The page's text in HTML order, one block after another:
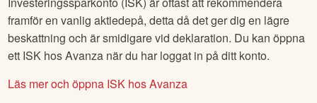
framför en vanlig aktiedepå, detta då det ger dig en lägre
beskattning och är smidigare vid deklaration. Du kan öppna
ett ISK hos Avanza när du har loggat in på ditt konto.
Läs mer och öppna ISK hos Avanza